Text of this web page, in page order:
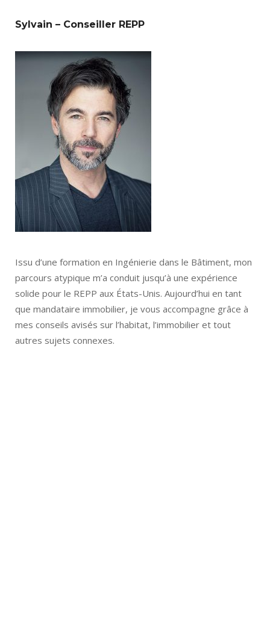
Sylvain – Conseiller REPP
Issu d’une formation en Ingénierie dans le Bâtiment, mon
parcours atypique m’a conduit jusqu’à une expérience
solide pour le REPP aux États-Unis. Aujourd’hui en tant
que mandataire immobilier, je vous accompagne grâce à
mes conseils avisés sur l’habitat, l’immobilier et tout
autres sujets connexes.